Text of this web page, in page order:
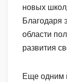
новых
Благодаря
области
развития
Еще одним